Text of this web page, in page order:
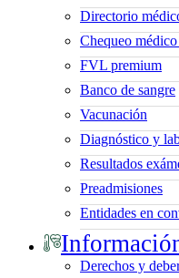
Directorio
Chequeo
FVL premium
Banco de sangre
Vacunación
Diagnóstico y
Resultados
Preadmisiones
Entidades en
Derechos y